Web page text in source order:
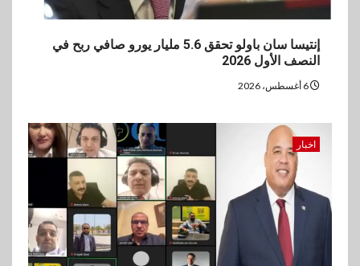
إنتيسا سان باولو تحقق 5.6 مليار يورو صافي ربح في
النصف الأول 2026
اخبار